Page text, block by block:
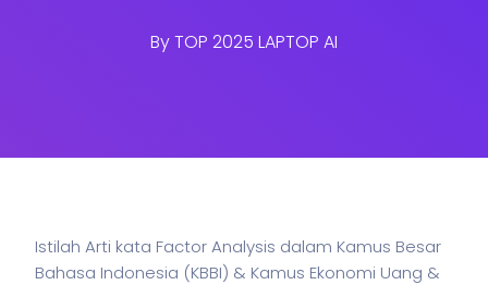
ByTOP 2025 LAPTOP AI
Istilah Arti kata Factor Analysis dalam Kamus Besar
Bahasa Indonesia (KBBI) & Kamus Ekonomi Uang &